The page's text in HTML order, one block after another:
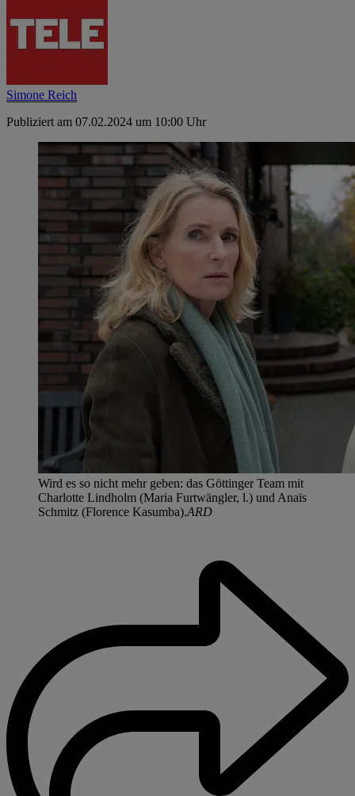
Simone Reich
Publiziert am 07.02.2024 um 10:00 Uhr
Wird es so nicht mehr geben: das Göttinger Team mit
Charlotte Lindholm (Maria Furtwängler, l.) und Anaïs
Schmitz (Florence Kasumba).ARD